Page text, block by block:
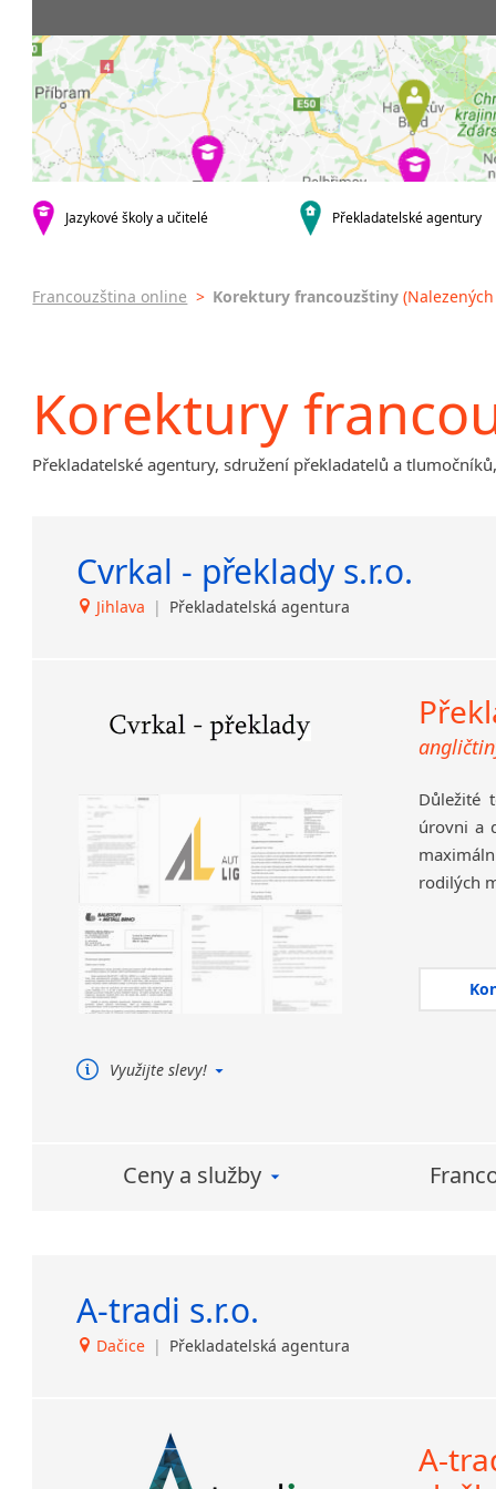
Jihlava
malá města podle abecedy
Dačice
Jazykové školy a učitelé Překladatelské agentury
Francouzština online > Korektury francouzštiny
Korektury
Překladatelské agentury, sdružení překladatelů a
Cvrkal - překlady s.r.o.
Jihlava | Překladatelská agentura
Využijte slevy!
TRADOS – zvlášť vysoká
úspora nákladů v případě
Důležité
úrovni a
rodilých
Ceny a služby
A-tradi s.r.o.
Dačice | Překladatelská agentura
A-